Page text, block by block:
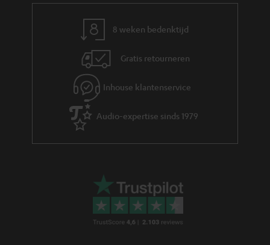
r
8 weken bedenktijd
Gratis retourneren
Inhouse klantenservice
Audio-expertise sinds 1979